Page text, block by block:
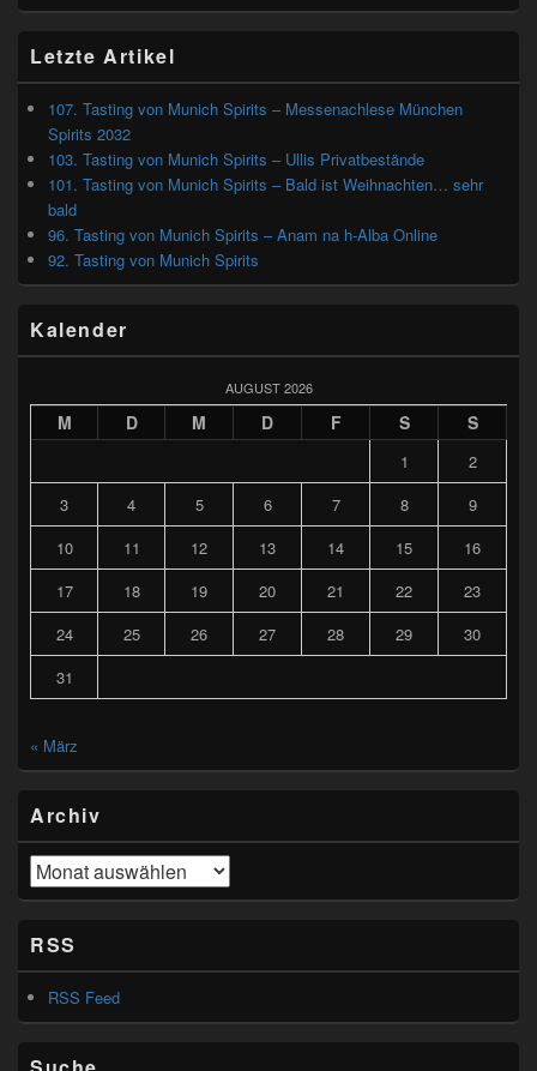
Letzte Artikel
107. Tasting von Munich Spirits – Messenachlese München
Spirits 2032
103. Tasting von Munich Spirits – Ullis Privatbestände
101. Tasting von Munich Spirits – Bald ist Weihnachten… sehr
bald
96. Tasting von Munich Spirits – Anam na h-Alba Online
92. Tasting von Munich Spirits
Kalender
AUGUST 2026
M D M D F S S
1
2
3
4 5 6 7 8
9
10
11 12 13 14 15
16
17
18 19 20 21 22
23
24
25 26 27 28 29
30
31
« März
Archiv
Archiv
RSS
RSS Feed